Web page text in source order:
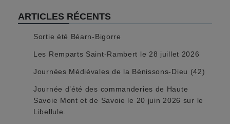
ARTICLES RÉCENTS
Sortie été Béarn-Bigorre
Les Remparts Saint-Rambert le 28 juillet 2026
Journées Médiévales de la Bénissons-Dieu (42)
Journée d’été des commanderies de Haute
Savoie Mont et de Savoie le 20 juin 2026 sur le
Libellule.